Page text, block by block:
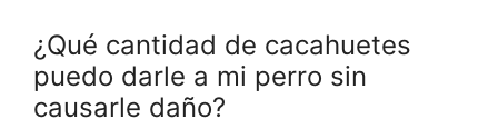
¿Qué cantidad de cacahuetes
puedo darle a mi perro sin
causarle daño?